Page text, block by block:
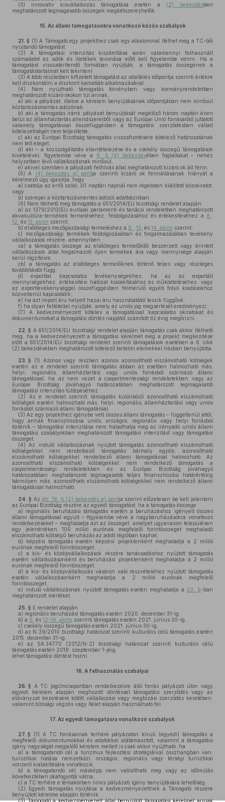
(3) Innovatív kisvállalkozás támogatása esetén a (2) bekezdésben
meghatározott legmagasabb összegek megkétszerezhetők.
15. Az állami támogatásokra vonatkozó közös szabályok
21. § (1) A Támogató egy projekthez csak egy alkalommal ítélhet meg a TC-ből
nyújtandó támogatást.
(2) A támogatási intenzitás kiszámítása során valamennyi felhasznált
számadatot az adók és illetékek levonása előtt kell figyelembe venni. Ha a
támogatást visszatérítendő formában nyújtják, a támogatás összegének a
támogatástartalmat kell tekinteni.
(3) A több részletben kifizetett támogatást az odaítélés időpontja szerinti értékre
kell diszkontálni a diszkont kamatláb alkalmazásával.
(4) Nem nyújtható támogatás törvényben vagy kormányrendeletben
meghatározott kizáró okokon túl annak,
a) aki a pályázat, illetve a kérelem benyújtásának időpontjában nem minősül
köztartozásmentes adózónak,
b) aki a támogatás iránti pályázat benyújtását megelőző három naptári éven
belül az államháztartás alrendszereiből vagy az Európai Unió forrásaiból juttatott
valamely támogatással összefüggésben a támogatási szerződésben vállalt
kötelezettségét nem teljesítette,
c) aki az Európai Bizottság támogatás visszafizetésére kötelező határozatának
nem tett eleget,
d) aki – a közszolgáltatás ellentételezése és a csekély összegű támogatások
kivételével, figyelembe véve a 8. § (4) bekezdésében foglaltakat – nehéz
helyzetben lévő vállalkozásnak minősül,
e) akivel szemben a pályázati felhívás által meghatározott kizáró ok áll fenn.
(5) A (4) bekezdés a) pontja szerinti kizáró ok fennállásának hiányát a
kérelmező úgy igazolja, hogy
a) csatolja az erről szóló, 30 naptári napnál nem régebben kiállított közokiratot,
vagy
b) szerepel a köztartozásmentes adózói adatbázisban.
(6) Nem ítélhető meg támogatás a 651/2014/EU bizottsági rendelet alapján
a) az 1379/2013/EU európai parlamenti és tanácsi rendeletben meghatározott
akvakultúra-termékek termeléséhez, feldolgozásához és értékesítéséhez a 8.
12. és 13. alcím szerint;
b) elsődleges mezőgazdasági termeléshez a 8. 13. és 14. alcím szerint;
c) mezőgazdasági termékek feldolgozásában és forgalmazásában tevékeny
vállalkozások részére, amennyiben
ca) a támogatás összege az elsődleges termelőktől beszerzett vagy érintett
vállalkozások által forgalmazott ilyen termékek ára vagy mennyisége alapján
kerül rögzítésre,
cb) a támogatás az elsődleges termelőknek történő teljes vagy részleges
továbbítástól függ;
d) exporttal kapcsolatos tevékenységekhez, ha az az exportált
mennyiségekhez, értékesítési hálózat kialakításához és működtetéséhez, vagy
az exporttevékenységgel összefüggésben felmerülő egyéb folyó kiadásokhoz
közvetlenül kapcsolódik;
e) ha azt import áru helyett hazai áru használatától teszik függővé;
f) ha olyan feltétellel nyújtják, amely az uniós jog megsértését eredményezi.
(7) A kedvezményezett köteles a támogatással kapcsolatos okiratokat és
dokumentumokat a támogatási döntés napjától számított tíz évig megőrizni.
22. § A 651/2014/EU bizottsági rendelet alapján támogatás csak akkor ítélhető
meg, ha a kedvezményezett a támogatási kérelmét még a projekt megkezdése
előtt a 651/2014/EU bizottsági rendelet szerinti támogatások esetében a 6. cikk
(2) bekezdésében meghatározott kötelező tartalmi elemekkel írásban benyújtotta.
23. § (1) Azonos vagy részben azonos azonosítható elszámolható költségek
esetén az e rendelet szerinti támogatás abban az esetben halmozható más,
helyi, regionális, államháztartási vagy uniós forrásból származó állami
támogatással, ha az nem vezet a csoportmentességi rendeletekben vagy az
Európai Bizottság jóváhagyó határozatában meghatározott legmagasabb
támogatási intenzitás túllépéséhez.
(2) Az e rendelet szerinti támogatás különböző azonosítható elszámolható
költségek esetén halmozható más, helyi, regionális, államháztartási vagy uniós
forrásból származó állami támogatással.
(3) Az egy projekthez igénybe vett összes állami támogatás – függetlenül attól,
hogy annak finanszírozása uniós, országos, regionális vagy helyi forrásból
történik – támogatási intenzitása nem haladhatja meg az irányadó uniós állami
támogatási szabályokban meghatározott támogatási intenzitást vagy támogatási
összeget.
(4) Az induló vállalkozásnak nyújtott támogatás azonosítható elszámolható
költségekkel nem rendelkező támogatás bármely egyéb, azonosítható
elszámolható költségekkel rendelkező állami támogatással halmozható. Az
azonosítható elszámolható költségekkel nem rendelkező támogatás a
csoportmentességi rendeletekben és az Európai Bizottság jóváhagyó
határozatában meghatározott legmagasabb teljes finanszírozási határértékig
bármilyen más, azonosítható elszámolható költségekkel nem rendelkező állami
támogatással halmozható.
24. § Az Atr. 18. § (2) bekezdés a) pontja szerint előzetesen be kell jelenteni
az Európai Bizottság részére az egyedi támogatást, ha a támogatás összege
a) regionális beruházási támogatás esetén a beruházáshoz igényelt összes
állami támogatással együtt – figyelembe véve a nagyberuházásokra vonatkozó
rendelkezéseket – meghaladja azt az összeget, amelyet ugyanazon településen
egy jelenértéken 100 millió eurónak megfelelő forintösszeget meghaladó
elszámolható költségű beruházás az adott régióban kaphat,
b) képzési támogatás esetén képzési projektenként meghaladja a 2 millió
eurónak megfelelő forintösszeget,
c) a kis- és középvállalkozások részére tanácsadáshoz nyújtott támogatás
esetén vállalkozásonként és beruházási projektenként meghaladja a 2 millió
eurónak megfelelő forintösszeget,
d) a kis- és középvállalkozás vásáron való részvételéhez nyújtott támogatás
esetén vállalkozásonként meghaladja a 2 millió eurónak megfelelő
forintösszeget,
e) induló vállalkozásnak nyújtott támogatás esetén meghaladja a 20. §-ban
meghatározott mértéket.
25. § E rendelet alapján
a) regionális beruházási támogatás esetén 2020. december 31-ig,
b) a 9. és 12–14. alcím szerinti támogatás esetén 2021. június 30-ig,
c) csekély összegű támogatás esetén 2021. június 30-ig,
d) az N 39/2010 bizottsági határozat szerinti kulturális célú támogatás esetén
2015. december 31-ig,
e) az SA.34770 (2012/N-2) bizottsági határozat szerinti kulturális célú
támogatás esetén 2018. szeptember 1-jéig
lehet támogatási döntést hozni.
16. A felhasználás szabályai
26. § A TC jogcímcsoportban rendelkezésre álló forrás pályázati úton vagy
egyedi kérelem alapján meghozott döntéssel támogatási szerződés vagy az
előirányzat kezelésére kötött vállalkozási vagy megbízási szerződés keretében,
valamint bírósági végzés vagy ítélet alapján használható fel.
17. Az egyedi támogatásra vonatkozó szabályok
27. § (1) A TC forrásainak terhére pályázaton kívüli (egyedi) támogatás a
megfelelő dokumentumokkal és adatokkal alátámasztott, valamint a támogatási
igény nagyságát megjelölő kérelem mellett is csak akkor nyújtható, ha
a) a támogatandó cél a turizmus fejlesztési stratégiáival összhangban van,
turisztikai hatása nemzetközi, országos, regionális vagy térségi turisztikai
vonzerő kialakítására vonatkozik,
b) a támogatandó cél másképp nem valósítható meg vagy az időmúlás
következtében okafogyottá válna,
c) a TC terhére e témakörben nincs pályázati igény benyújtására lehetőség.
(2) Egyedi támogatás nyújtása a kedvezményezettnek a Támogató részére
benyújtott kérelme alapján történik.
(3)Támogató a kedvezményezett által benyújtott támogatási kérelmet annak